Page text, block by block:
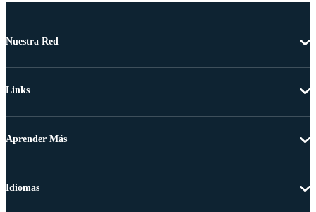
Nuestra Red
Links
Aprender Más
Idiomas